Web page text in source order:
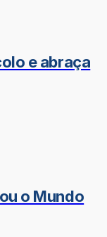
e abraça
o Mundo